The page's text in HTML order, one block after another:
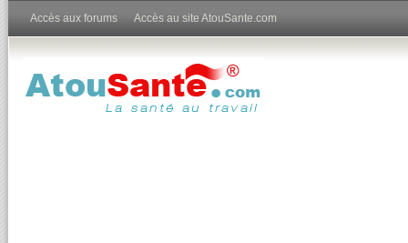
Accès aux forums Accès au site AtouSante.com